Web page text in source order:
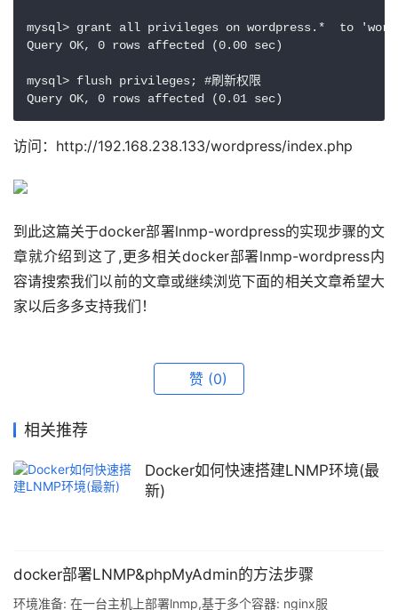
mysql> grant all privileges on wordpress.*  to
Query OK, 0 rows affected (0.00 sec)
mysql> flush privileges; #刷新权限
访问：http://192.168.238.133/wordpress/index.php
到此这篇关于docker部署lnmp-wordpress的实现步骤的文
章就介绍到这了,更多相关docker部署lnmp-wordpress内
容请搜索我们以前的文章或继续浏览下面的相关文章希望大
家以后多多支持我们！
赞 (0)
相关推荐
Docker如何快速搭建LNMP环境(最
新)
docker部署LNMP&phpMyAdmin的方法步骤
环境准备: 在一台主机上部署lnmp,基于多个容器: nginx服